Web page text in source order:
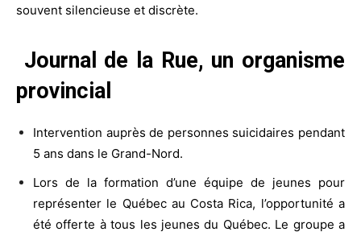
souvent silencieuse et discrète.
Journal de la Rue, un organisme
provincial
Intervention auprès de personnes suicidaires pendant
5 ans dans le Grand-Nord.
Lors de la formation d’une équipe de jeunes pour
représenter le Québec au Costa Rica, l’opportunité a
été offerte à tous les jeunes du Québec. Le groupe a